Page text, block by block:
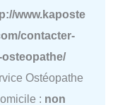
www.kaposte
contacter-
osteopathe/
Ostéopathe
: non